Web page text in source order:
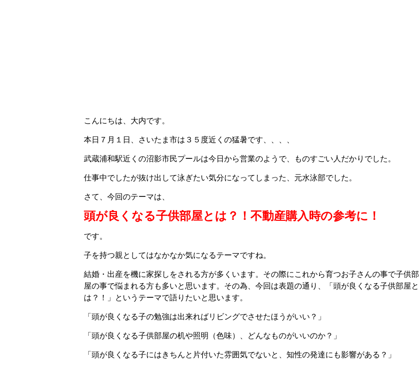
こんにちは、大内です。
本日７月１日、さいたま市は３５度近くの猛暑です、、、、
武蔵浦和駅近くの沼影市民プールは今日から営業のようで、ものすごい人だかりでした。
仕事中でしたが抜け出して泳ぎたい気分になってしまった、元水泳部でした。
さて、今回のテーマは、
頭が良くなる子供部屋とは？！不動産購入時の参考に！
です。
子を持つ親としてはなかなか気になるテーマですね。
結婚・出産を機に家探しをされる方が多くいます。その際にこれから育つお子さんの事で子供部
屋の事で悩まれる方も多いと思います。その為、今回は表題の通り、「頭が良くなる子供部屋と
は？！」というテーマで語りたいと思います。
「頭が良くなる子の勉強は出来ればリビングでさせたほうがいい？」
「頭が良くなる子供部屋の机や照明（色味）、どんなものがいいのか？」
「頭が良くなる子にはきちんと片付いた雰囲気でないと、知性の発達にも影響がある？」